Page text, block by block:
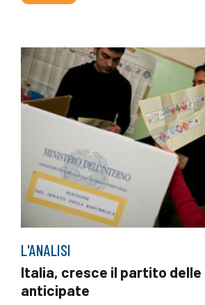
L'ANALISI
Italia, cresce il partito delle
anticipate